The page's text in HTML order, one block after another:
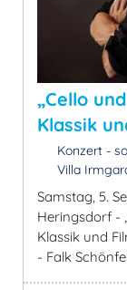
„Cello
Klassik
Konzert -
Villa
Samstag, 5.
Heringsdorf -
Klassik und
- Falk